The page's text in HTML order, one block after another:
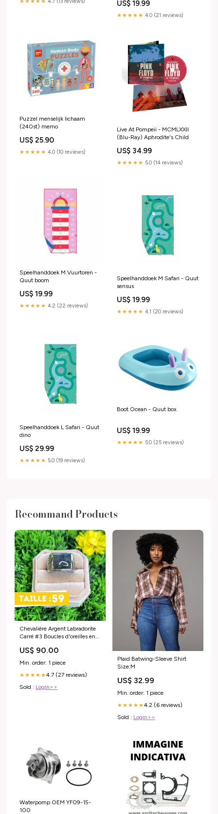
US$ 19.99
★★★★★ 4.0 (21 reviews)
Puzzel menselijk lichaam
(240st) memo
US$ 25.90
★★★★★ 4.0 (10 reviews)
Live At Pompeii - MCMLXXII
(Blu-Ray) Aphrodite's Child
US$ 34.99
★★★★★ 5.0 (14 reviews)
Speelhanddoek M Vuurtoren -
Quut boom
US$ 19.99
★★★★★ 4.2 (22 reviews)
Speelhanddoek M Safari - Quut
sensus
US$ 19.99
★★★★★ 4.1 (20 reviews)
Speelhanddoek L Safari - Quut
dino
US$ 29.99
★★★★★ 5.0 (19 reviews)
Boot Ocean - Quut box
US$ 19.99
★★★★★ 5.0 (25 reviews)
Recommand Products
Chevalière Argent Labradorite
Carré #3 Boucles d'oreilles en
US$ 90.00
Min. order: 1 piece
★★★★★4.7 (27 reviews)
Sold : Login>>
Plaid Batwing-Sleeve Shirt
Size:M
US$ 32.99
Min. order: 1 piece
★★★★★4.2 (6 reviews)
Sold : Login>>
Waterpomp OEM YF09-15-
100